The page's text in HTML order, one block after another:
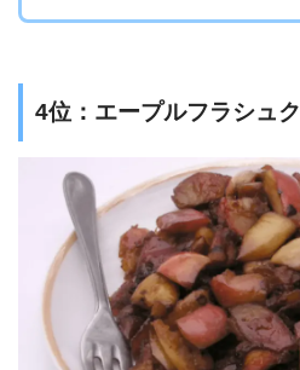
4位：エープルフラシュク